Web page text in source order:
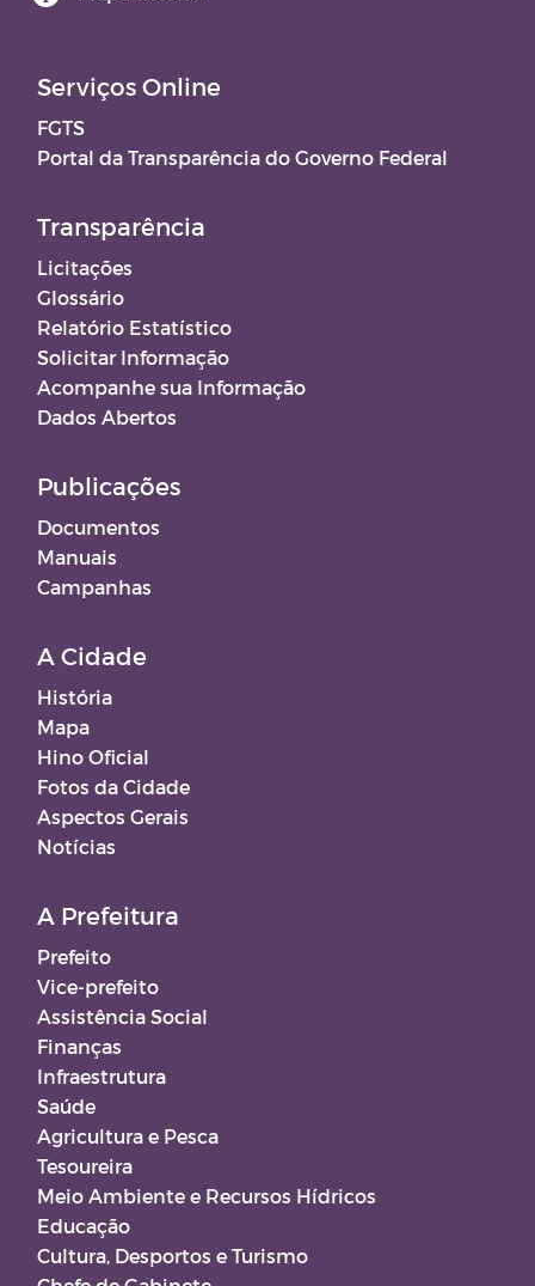
Serviços Online
FGTS
Portal da Transparência do Governo Federal
Transparência
Licitações
Glossário
Relatório Estatístico
Solicitar Informação
Acompanhe sua Informação
Dados Abertos
Publicações
Documentos
Manuais
Campanhas
A Cidade
História
Mapa
Hino Oficial
Fotos da Cidade
Aspectos Gerais
Notícias
A Prefeitura
Prefeito
Vice-prefeito
Assistência Social
Finanças
Infraestrutura
Saúde
Agricultura e Pesca
Tesoureira
Meio Ambiente e Recursos Hídricos
Educação
Cultura, Desportos e Turismo